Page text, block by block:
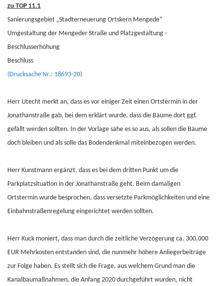
zu TOP 11.1
Sanierungsgebiet „Stadterneuerung Ortskern Mengede“
Umgestaltung der Mengeder Straße und Platzgestaltung -
Beschlusserhöhung
Beschluss
(Drucksache Nr.: 18693-20)
Herr Utecht merkt an, dass es vor einiger Zeit einen Ortstermin in der
Jonathanstraße gab, bei dem erklärt wurde, dass die Bäume dort ggf.
gefällt werden sollten. In der Vorlage sähe es so aus, als sollen die Bäume
doch bleiben und als solle das Bodendenkmal miteinbezogen werden.
Herr Kunstmann ergänzt, dass es bei dem dritten Punkt um die
Parkplatzsituation in der Jonathanstraße geht. Beim damaligen
Ortstermin wurde besprochen, dass versetzte Parkmöglichkeiten und eine
Einbahnstraßenregelung eingerichtet werden sollten.
Herr Kuck moniert, dass man durch die zeitliche Verzögerung ca. 300.000
EUR Mehrkosten entstanden sind, die nunmehr höhere Anliegerbeiträge
zur Folge haben. Es stellt sich die Frage, aus welchem Grund man die
Kanalbaumaßnahmen, die Anfang 2020 durchgeführt wurden, nicht